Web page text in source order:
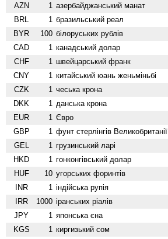
AZN 1 азербайджанський манат
BRL 1 бразильський реал
BYR 100 білоруських рублів
CAD 1 канадський долар
CHF 1 швейцарський франк
CNY 1 китайський юань женьмiньбi
CZK 1 чеська крона
DKK 1 данська крона
EUR 1 Євро
GBP 1 фунт стерлінгів Велико­британії
GEL 1 грузинський ларі
HKD 1 гонконгівський долар
HUF 10 угорських форинтів
INR 1 індійська рупія
IRR 1000 іранських ріалів
JPY 1 японська єна
KGS 1 киргизький сом